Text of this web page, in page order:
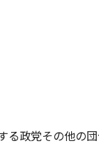
る政党その他の